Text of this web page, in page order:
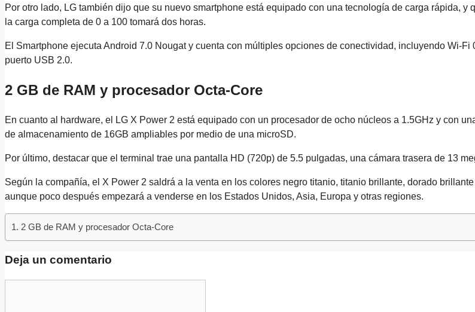
Por otro lado, LG también dijo que su nuevo smartphone está equipado con una tecnología de carga rápida,
la carga completa de 0 a 100 tomará dos horas.
El Smartphone ejecuta Android 7.0 Nougat y cuenta con múltiples opciones de conectividad, incluyendo Wi-
puerto USB 2.0.
2 GB de RAM y procesador Octa-Core
En cuanto al hardware, el LG X Power 2 está equipado con un procesador de ocho núcleos a 1.5GHz y con
de almacenamiento de 16GB ampliables por medio de una microSD.
Por último, destacar que el terminal trae una pantalla HD (720p) de 5.5 pulgadas, una cámara trasera de 13
Según la compañía, el X Power 2 saldrá a la venta en los colores negro titanio, titanio brillante, dorado
aunque poco después empezará a venderse en los Estados Unidos, Asia, Europa y otras regiones.
2 GB de RAM y procesador Octa-Core
Deja un comentario